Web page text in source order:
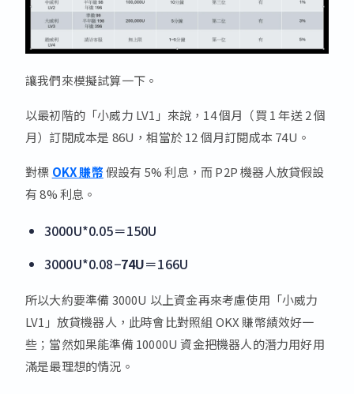
讓我們來模擬試算一下。
以最初階的「小威力 LV1」來說，14 個月（買 1 年送 2 個
月）訂閱成本是 86U，相當於 12 個月訂閱成本 74U。
對標 OKX 賺幣假設有 5% 利息，而 P2P 機器人放貸假設
有 8% 利息。
3000U*0.05＝150U
3000U*0.08−74U＝166U
所以大約要準備 3000U 以上資金再來考慮使用「小威力
LV1」放貸機器人，此時會比對照組 OKX 賺幣績效好一
些；當然如果能準備 10000U 資金把機器人的潛力用好用
滿是最理想的情況。